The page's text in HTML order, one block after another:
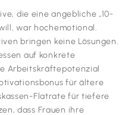
die eine angebliche „10-
war hochemotional.
bringen keine Lösungen.
auf konkrete
Arbeitskräftepotenzial
für ältere
Flatrate für tiefere
dass Frauen ihre